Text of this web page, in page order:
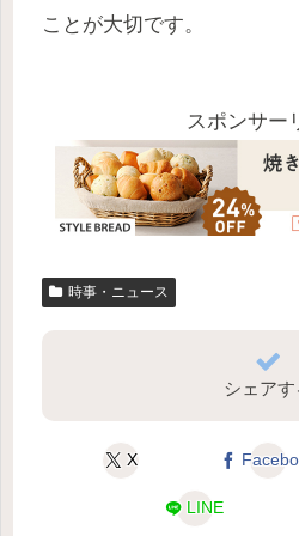
ことが大切です。
スポンサー
時事・ニュース
シェアす
X
LINE